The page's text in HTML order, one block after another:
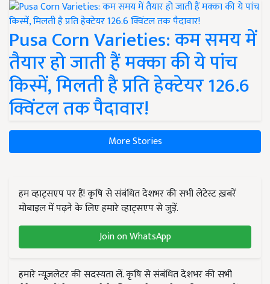
Pusa Corn Varieties: कम समय में
तैयार हो जाती हैं मक्का की ये पांच
किस्में, मिलती है प्रति हेक्टेयर 126.6
क्विंटल तक पैदावार!
More Stories
हम व्हाट्सएप पर हैं! कृषि से संबंधित देशभर की सभी लेटेस्ट ख़बरें
मोबाइल में पढ़ने के लिए हमारे व्हाट्सएप से जुड़ें.
Join on WhatsApp
हमारे न्यूज़लेटर की सदस्यता लें. कृषि से संबंधित देशभर की सभी